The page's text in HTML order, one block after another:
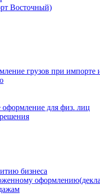
Восточный)
грузов при
для физ. лиц
бизнеса